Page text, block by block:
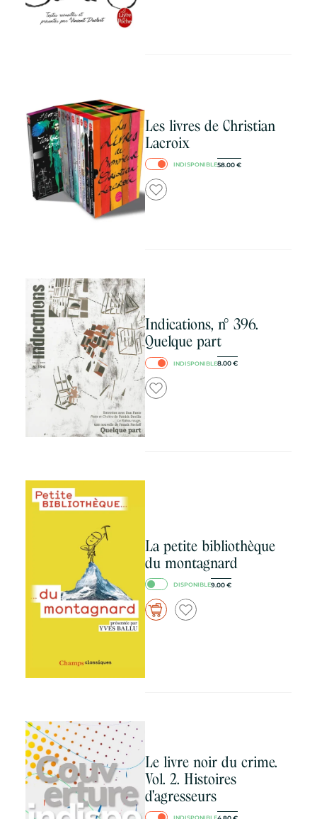
Les livres de Christian
Lacroix
INDISPONIBLE58.00 €
Indications, n° 396.
Quelque part
INDISPONIBLE8.00 €
La petite bibliothèque
du montagnard
DISPONIBLE9.00 €
Le livre noir du crime.
Vol. 2. Histoires
d'agresseurs